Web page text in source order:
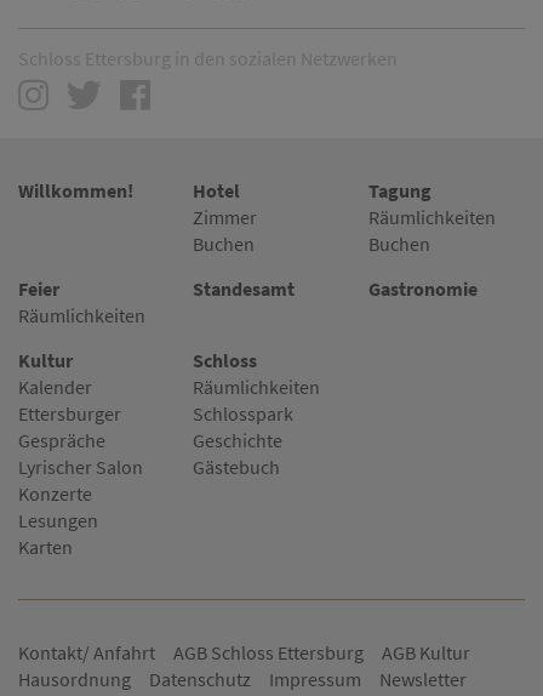
Schloss Ettersburg in den sozialen Netzwerken
Willkommen!
Hotel
Zimmer
Buchen
Tagung
Räumlichkeiten
Buchen
Feier
Räumlichkeiten
Standesamt Gastronomie
Kultur
Kalender
Ettersburger
Gespräche
Lyrischer Salon
Konzerte
Lesungen
Karten
Schloss
Räumlichkeiten
Schlosspark
Geschichte
Gästebuch
Kontakt/ Anfahrt AGB Schloss Ettersburg
AGB Kultur
Hausordnung
Datenschutz Impressum
Newsletter